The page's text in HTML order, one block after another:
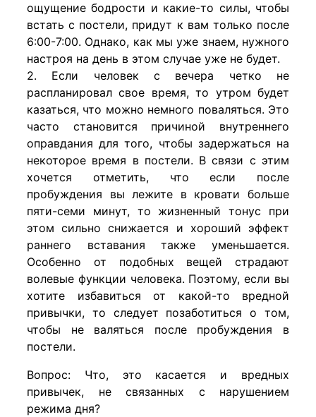
ощущение бодрости и какие-то силы, чтобы
встать с постели, придут к вам только после
6:00-7:00. Однако, как мы уже знаем, нужного
настроя на день в этом случае уже не будет.
2. Если человек с вечера четко не
распланировал свое время, то утром будет
казаться, что можно немного поваляться. Это
часто становится причиной внутреннего
оправдания для того, чтобы задержаться на
некоторое время в постели. В связи с этим
хочется отметить, что если после
пробуждения вы лежите в кровати больше
пяти-семи минут, то жизненный тонус при
этом сильно снижается и хороший эффект
раннего вставания также уменьшается.
Особенно от подобных вещей страдают
волевые функции человека. Поэтому, если вы
хотите избавиться от какой-то вредной
привычки, то следует позаботиться о том,
чтобы не валяться после пробуждения в
постели.
Вопрос: Что, это касается и вредных
привычек, не связанных с нарушением
режима дня?